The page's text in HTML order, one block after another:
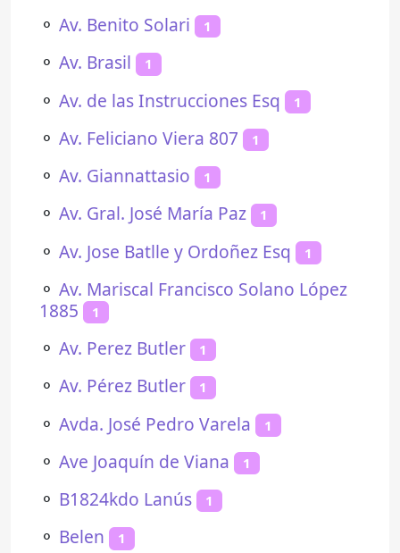
⚬ Av. Benito Solari 1
⚬ Av. Brasil 1
⚬ Av. de las Instrucciones Esq 1
⚬ Av. Feliciano Viera 807 1
⚬ Av. Giannattasio 1
⚬ Av. Gral. José María Paz 1
⚬ Av. Jose Batlle y Ordoñez Esq 1
⚬ Av. Mariscal Francisco Solano López
1885
1
⚬ Av. Perez Butler 1
⚬ Av. Pérez Butler 1
⚬ Avda. José Pedro Varela 1
⚬ Ave Joaquín de Viana 1
⚬ B1824kdo Lanús 1
⚬ Belen 1